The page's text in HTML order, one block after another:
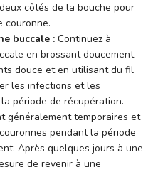
côtés de la bouche pour
couronne.
buccale : Continuez à
en brossant doucement
douce et en utilisant du fil
les infections et les
période de récupération.
généralement temporaires et
pendant la période
Après quelques jours à une
de revenir à une